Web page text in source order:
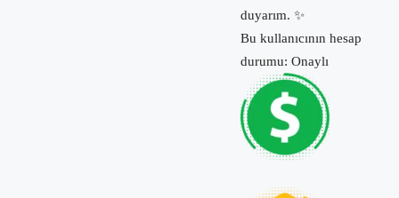
duyarım. ✨
Bu kullanıcının hesap
durumu: Onaylı